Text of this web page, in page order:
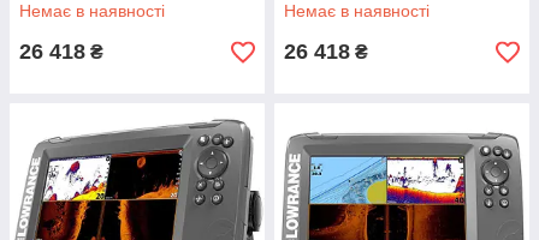
Немає в наявності
26 418 ₴
Немає в наявності
26 418 ₴